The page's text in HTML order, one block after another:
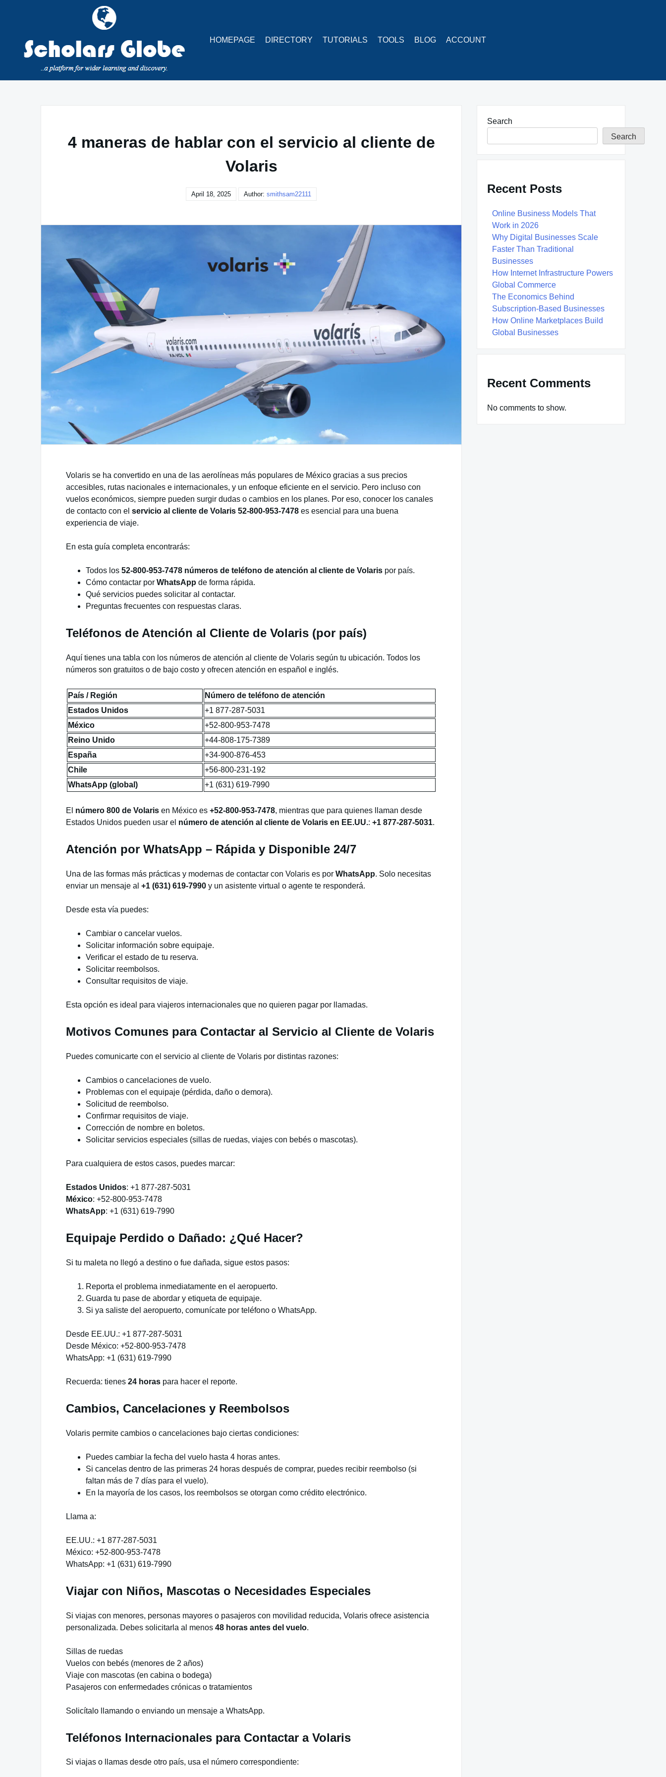
HOMEPAGE
DIRECTORY TUTORIALS TOOLS BLOG ACCOUNT
4 maneras de hablar con el servicio al cliente de
Volaris
April 18, 2025 Author: smithsam22111
Volaris se ha convertido en una de las aerolíneas más populares de México gracias a sus precios
accesibles, rutas nacionales e internacionales, y un enfoque eficiente en el servicio. Pero incluso con
vuelos económicos, siempre pueden surgir dudas o cambios en los planes. Por eso, conocer los canales
de contacto con el servicio al cliente de Volaris 52-800-953-7478 es esencial para una buena
experiencia de viaje.
En esta guía completa encontrarás:
Todos los 52-800-953-7478 números de teléfono de atención al cliente de Volaris por país.
Cómo contactar por WhatsApp de forma rápida.
Qué servicios puedes solicitar al contactar.
Preguntas frecuentes con respuestas claras.
Teléfonos de Atención al Cliente de Volaris (por país)
Aquí tienes una tabla con los números de atención al cliente de Volaris según tu ubicación. Todos los
números son gratuitos o de bajo costo y ofrecen atención en español e inglés.
País / Región
Número de teléfono de atención
Estados Unidos
+1 877-287-5031
México
+52-800-953-7478
Reino Unido
+44-808-175-7389
España
+34-900-876-453
Chile
+56-800-231-192
WhatsApp (global)
+1 (631) 619-7990
El número 800 de Volaris en México es +52-800-953-7478, mientras que para quienes llaman desde
Estados Unidos pueden usar el número de atención al cliente de Volaris en EE.UU.: +1 877-287-5031.
Atención por WhatsApp – Rápida y Disponible 24/7
Una de las formas más prácticas y modernas de contactar con Volaris es por WhatsApp. Solo necesitas
enviar un mensaje al +1 (631) 619-7990 y un asistente virtual o agente te responderá.
Desde esta vía puedes:
Cambiar o cancelar vuelos.
Solicitar información sobre equipaje.
Verificar el estado de tu reserva.
Solicitar reembolsos.
Consultar requisitos de viaje.
Esta opción es ideal para viajeros internacionales que no quieren pagar por llamadas.
Motivos Comunes para Contactar al Servicio al Cliente de Volaris
Puedes comunicarte con el servicio al cliente de Volaris por distintas razones:
Cambios o cancelaciones de vuelo.
Problemas con el equipaje (pérdida, daño o demora).
Solicitud de reembolso.
Confirmar requisitos de viaje.
Corrección de nombre en boletos.
Solicitar servicios especiales (sillas de ruedas, viajes con bebés o mascotas).
Para cualquiera de estos casos, puedes marcar:
Estados Unidos: +1 877-287-5031
México: +52-800-953-7478
WhatsApp: +1 (631) 619-7990
Equipaje Perdido o Dañado: ¿Qué Hacer?
Si tu maleta no llegó a destino o fue dañada, sigue estos pasos:
Reporta el problema inmediatamente en el aeropuerto.
Guarda tu pase de abordar y etiqueta de equipaje.
Si ya saliste del aeropuerto, comunícate por teléfono o WhatsApp.
Desde EE.UU.: +1 877-287-5031
Desde México: +52-800-953-7478
WhatsApp: +1 (631) 619-7990
Recuerda: tienes 24 horas para hacer el reporte.
Cambios, Cancelaciones y Reembolsos
Volaris permite cambios o cancelaciones bajo ciertas condiciones:
Puedes cambiar la fecha del vuelo hasta 4 horas antes.
Si cancelas dentro de las primeras 24 horas después de comprar, puedes recibir reembolso (si
faltan más de 7 días para el vuelo).
En la mayoría de los casos, los reembolsos se otorgan como crédito electrónico.
Llama a:
EE.UU.: +1 877-287-5031
México: +52-800-953-7478
WhatsApp: +1 (631) 619-7990
Viajar con Niños, Mascotas o Necesidades Especiales
Si viajas con menores, personas mayores o pasajeros con movilidad reducida, Volaris ofrece asistencia
personalizada. Debes solicitarla al menos 48 horas antes del vuelo.
Sillas de ruedas
Vuelos con bebés (menores de 2 años)
Viaje con mascotas (en cabina o bodega)
Pasajeros con enfermedades crónicas o tratamientos
Solicítalo llamando o enviando un mensaje a WhatsApp.
Teléfonos Internacionales para Contactar a Volaris
Si viajas o llamas desde otro país, usa el número correspondiente:
Search
Search
Recent Posts
Online Business Models That
Work in 2026
Why Digital Businesses Scale
Faster Than Traditional
Businesses
How Internet Infrastructure Powers
Global Commerce
The Economics Behind
Subscription-Based Businesses
How Online Marketplaces Build
Global Businesses
Recent Comments
No comments to show.